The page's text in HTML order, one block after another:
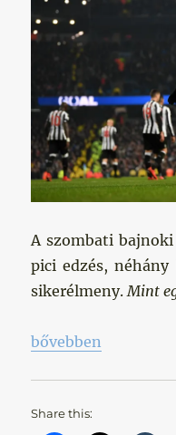
A szombati
pici edzés,
sikerélmeny.Mint
„Nyilvános edzés”
bővebben
Share this: